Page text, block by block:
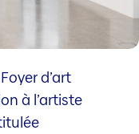
d’art
à l’artiste